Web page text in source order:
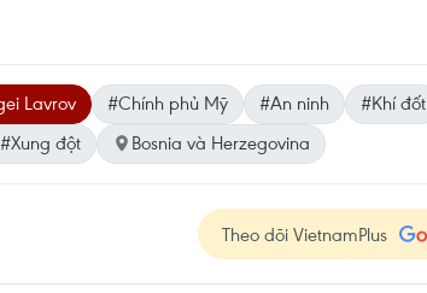
Lavrov #Chính phủ Mỹ #An ninh
#Khí đốt
#Xung đột Bosnia và Herzegovina
Theo dõi VietnamPlus